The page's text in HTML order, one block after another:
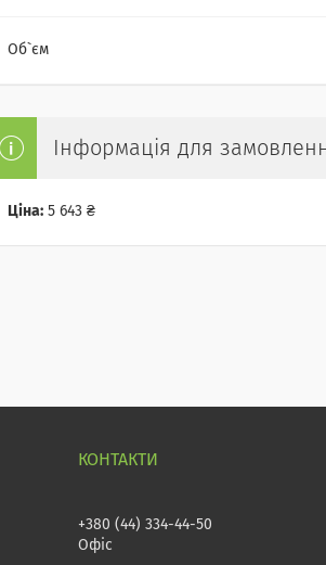
Об`єм
Інформація для
Ціна: 5 643 ₴
+380 (44) 334-44-50
Офіс